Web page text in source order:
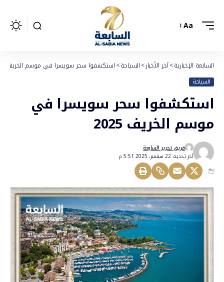
Aa
السابعة الإخبارية>آخر الأخبار>السياحة>استكشفوا سحر سويسرا في موسم الخريف 2025
السياحة
استكشفوا سحر سويسرا في
موسم الخريف 2025
أخر تحديث 22 سبتمبر، 2025 5:51 م
فريق تحرير السابعة